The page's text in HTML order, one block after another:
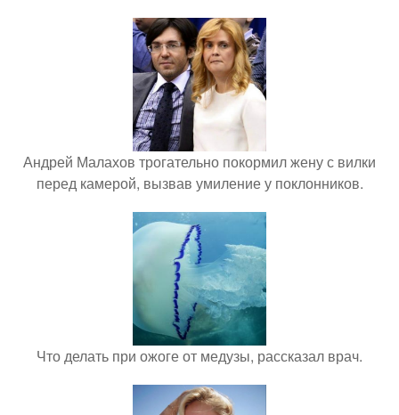
Андрей Малахов трогательно покормил жену с вилки
перед камерой, вызвав умиление у поклонников.
Что делать при ожоге от медузы, рассказал врач.